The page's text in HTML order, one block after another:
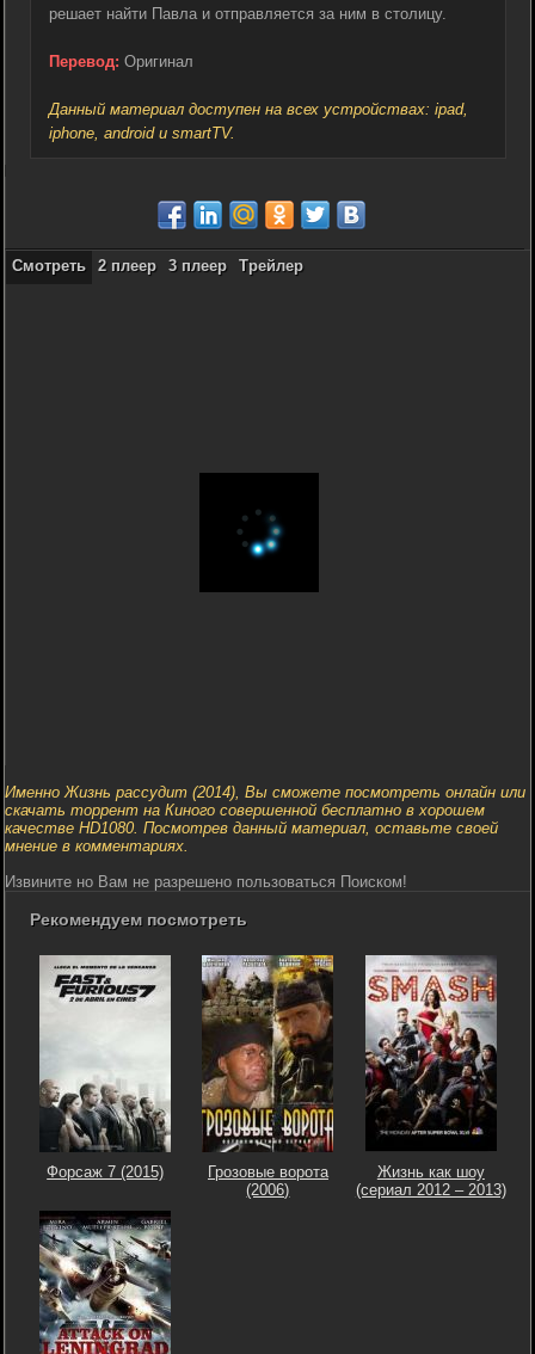
решает найти Павла и отправляется за ним в столицу.
Перевод: Оригинал
Данный материал доступен на всех устройствах: ipad,
iphone, android и smartTV.
Смотреть 2 плеер 3 плеер Трейлер
Именно Жизнь рассудит (2014), Вы сможете посмотреть онлайн или
скачать торрент на Киного совершенной бесплатно в хорошем
качестве HD1080. Посмотрев данный материал, оставьте своей
мнение в комментариях.
Извините но Вам не разрешено пользоваться Поиском!
Рекомендуем посмотреть
Форсаж 7 (2015)
Грозовые ворота
(2006)
Жизнь как шоу
(сериал 2012 – 2013)